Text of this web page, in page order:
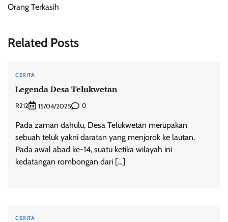
Orang Terkasih
Related Posts
CERITA
Legenda Desa Telukwetan
R212 15/04/2025 0
Pada zaman dahulu, Desa Telukwetan merupakan
sebuah teluk yakni daratan yang menjorok ke lautan.
Pada awal abad ke-14, suatu ketika wilayah ini
kedatangan rombongan dari […]
CERITA